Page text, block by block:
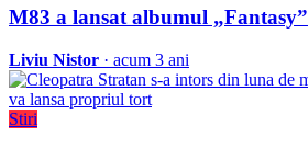
M83 a lansat albumul „Fantasy”
Liviu Nistor · acum 3 ani
Stiri